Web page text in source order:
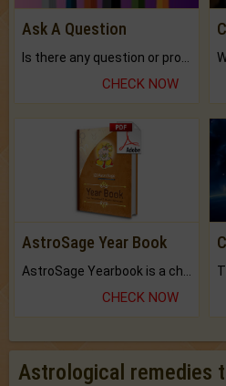
Ask A Question
CHECK NOW
AstroSage Year Book
AstroSage Yearbook is a channel to fulfill your dreams and destiny.
CHECK NOW
Astrological remedies